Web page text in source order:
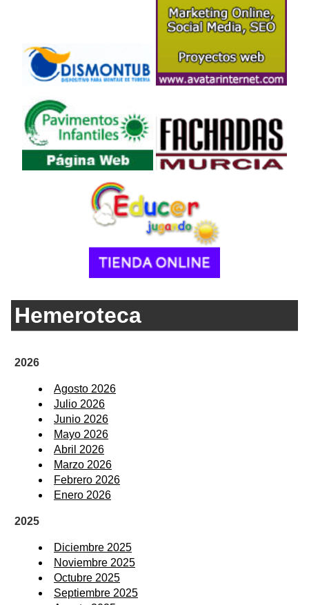
Hemeroteca
2026
Agosto 2026
Julio 2026
Junio 2026
Mayo 2026
Abril 2026
Marzo 2026
Febrero 2026
Enero 2026
2025
Diciembre 2025
Noviembre 2025
Octubre 2025
Septiembre 2025